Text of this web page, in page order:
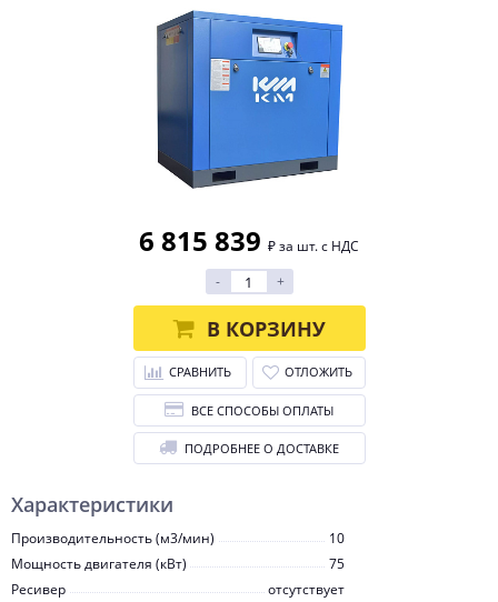
Характеристики
Производительность (м3/мин)
10
Мощность двигателя (кВт)
75
Ресивер
отсутствует
6 815 839 ₽ за шт. с НДС
-
+
В КОРЗИНУ
СРАВНИТЬ ОТЛОЖИТЬ
ВСЕ СПОСОБЫ ОПЛАТЫ
ПОДРОБНЕЕ О ДОСТАВКЕ